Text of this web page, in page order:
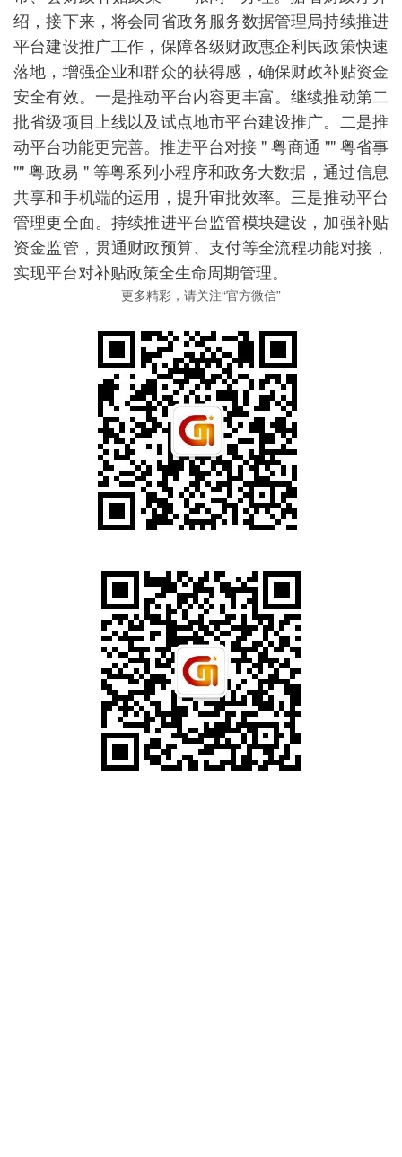
绍，接下来，将会同省政务服务数据管理局持续推进
平台建设推广工作，保障各级财政惠企利民政策快速
落地，增强企业和群众的获得感，确保财政补贴资金
安全有效。一是推动平台内容更丰富。继续推动第二
批省级项目上线以及试点地市平台建设推广。二是推
动平台功能更完善。推进平台对接 " 粤商通 "" 粤省事
"" 粤政易 " 等粤系列小程序和政务大数据，通过信息
共享和手机端的运用，提升审批效率。三是推动平台
管理更全面。持续推进平台监管模块建设，加强补贴
资金监管，贯通财政预算、支付等全流程功能对接，
实现平台对补贴政策全生命周期管理。
更多精彩，请关注“官方微信”